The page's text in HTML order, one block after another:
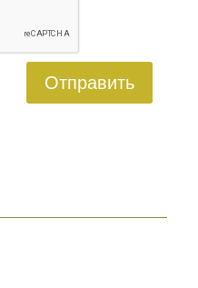
Отправить